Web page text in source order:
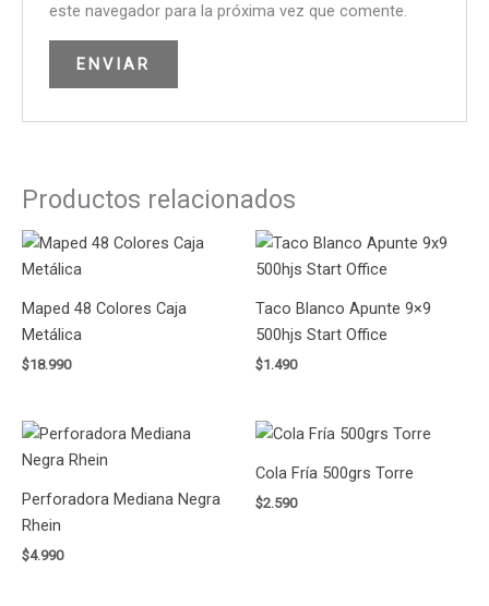
este navegador para la próxima vez que comente.
Productos relacionados
Maped 48 Colores Caja
Metálica
$18.990
Taco Blanco Apunte 9×9
500hjs Start Office
$1.490
Perforadora Mediana Negra
Rhein
$4.990
Cola Fría 500grs Torre
$2.590